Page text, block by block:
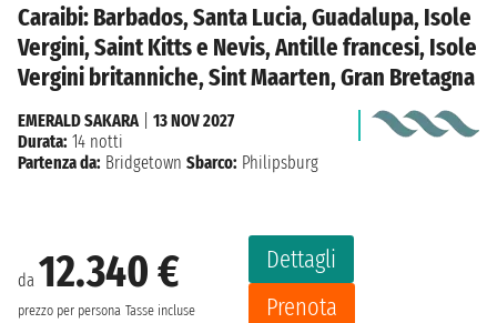
Caraibi: Barbados, Santa Lucia, Guadalupa, Isole
Vergini, Saint Kitts e Nevis, Antille francesi, Isole
Vergini britanniche, Sint Maarten, Gran Bretagna
da 12.340 €
prezzo per persona Tasse incluse
Dettagli
Prenota
EMERALD SAKARA
13 NOV 2027
Durata: 14 notti
Partenza da: Bridgetown Sbarco: Philipsburg